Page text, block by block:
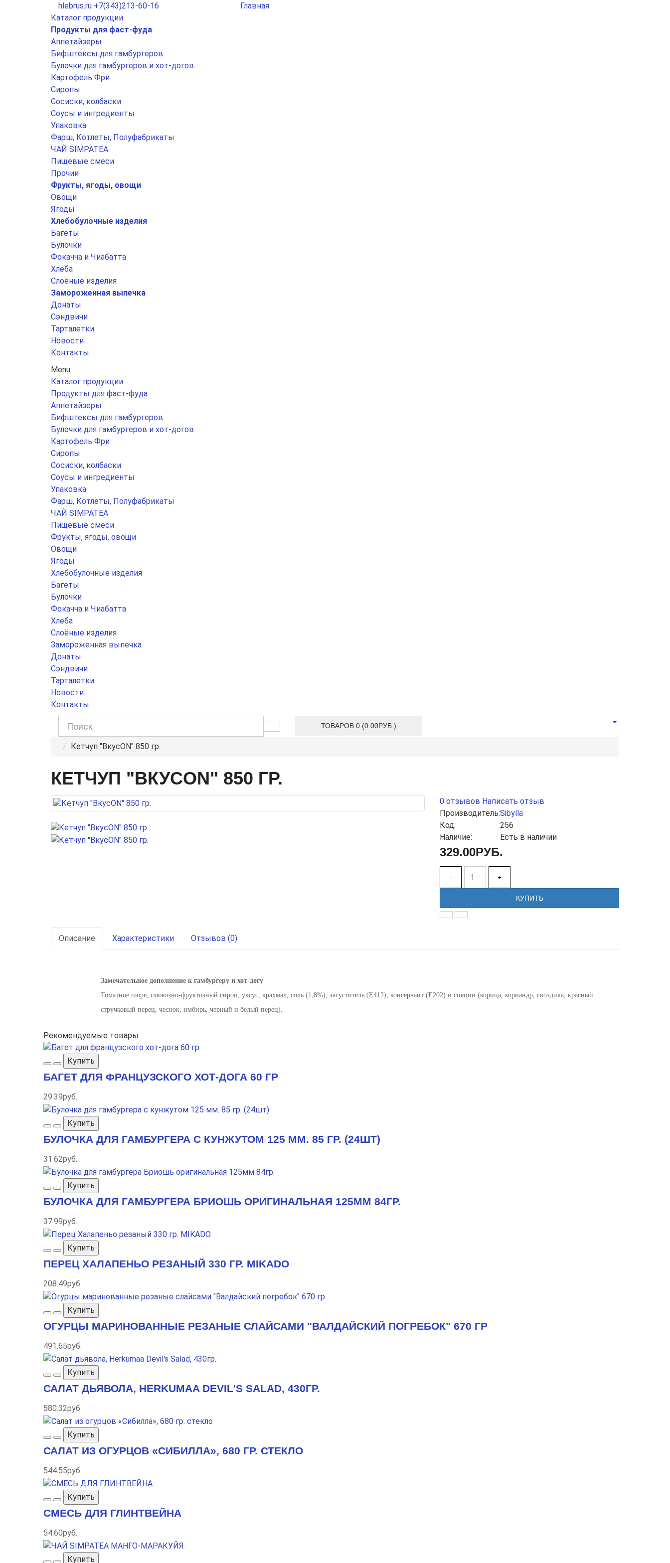
hlebrus.ru +7(343)213-60-16
Главная
Каталог продукции
Продукты для фаст-фуда
Аппетайзеры
Бифштексы для гамбургеров
Булочки для гамбургеров и хот-догов
Картофель Фри
Сиропы
Сосиски, колбаски
Соусы и ингредиенты
Упаковка
Фарш, Котлеты, Полуфабрикаты
ЧАЙ SIMPATEA
Пищевые смеси
Прочии
Фрукты, ягоды, овощи
Овощи
Ягоды
Хлебобулочные изделия
Багеты
Булочки
Фокачча и Чиабатта
Хлеба
Слоёные изделия
Замороженная выпечка
Донаты
Сэндвичи
Тарталетки
Новости
Контакты
Menu
Каталог продукции
Продукты для фаст-фуда
Аппетайзеры
Бифштексы для гамбургеров
Булочки для гамбургеров и хот-догов
Картофель Фри
Сиропы
Сосиски, колбаски
Соусы и ингредиенты
Упаковка
Фарш, Котлеты, Полуфабрикаты
ЧАЙ SIMPATEA
Пищевые смеси
Фрукты, ягоды, овощи
Овощи
Ягоды
Хлебобулочные изделия
Багеты
Булочки
Фокачча и Чиабатта
Хлеба
Слоёные изделия
Замороженная выпечка
Донаты
Сэндвичи
Тарталетки
Новости
Контакты
ТОВАРОВ 0 (0.00РУБ.)
Кетчуп "ВкусON" 850 гр.
КЕТЧУП "ВКУСON" 850 ГР.
0 отзывов Написать отзыв
Производитель:Sibylla
Код:
256
Наличие:
Есть в наличии
329.00РУБ.
- +
КУПИТЬ
Описание Характеристики Отзывов (0)
Замечательное дополнение к гамбургеру и хот-догу
Томатное пюре, глюкозно-фруктозный сироп, уксус, крахмал, соль (1,8%), загуститель (E412), консервант (E202) и специи (корица, кориандр, гвоздика, красный
стручковый перец, чеснок, имбирь, черный и белый перец).
Рекомендуемые товары
Купить
БАГЕТ ДЛЯ ФРАНЦУЗСКОГО ХОТ-ДОГА 60 ГР
29.39руб.
Купить
БУЛОЧКА ДЛЯ ГАМБУРГЕРА С КУНЖУТОМ 125 ММ. 85 ГР. (24ШТ)
31.62руб.
Купить
БУЛОЧКА ДЛЯ ГАМБУРГЕРА БРИОШЬ ОРИГИНАЛЬНАЯ 125ММ 84ГР.
37.99руб.
Купить
ПЕРЕЦ ХАЛАПЕНЬО РЕЗАНЫЙ 330 ГР. MIKADO
208.49руб.
Купить
ОГУРЦЫ МАРИНОВАННЫЕ РЕЗАНЫЕ СЛАЙСАМИ "ВАЛДАЙСКИЙ ПОГРЕБОК" 670 ГР
491.65руб.
Купить
САЛАТ ДЬЯВОЛА, HERKUMAA DEVIL'S SALAD, 430ГР.
580.32руб.
Купить
САЛАТ ИЗ ОГУРЦОВ «СИБИЛЛА», 680 ГР. СТЕКЛО
544.55руб.
Купить
СМЕСЬ ДЛЯ ГЛИНТВЕЙНА
54.60руб.
Купить